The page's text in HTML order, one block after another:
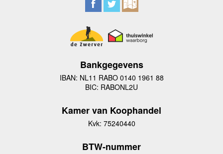
Bankgegevens
IBAN: NL11 RABO 0140 1961 88
BIC: RABONL2U
Kamer van Koophandel
Kvk: 75240440
BTW-nummer